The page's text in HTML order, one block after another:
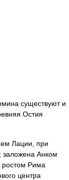
существуют и
Остия
Лации, при
заложена Анком
ростом Рима
центра